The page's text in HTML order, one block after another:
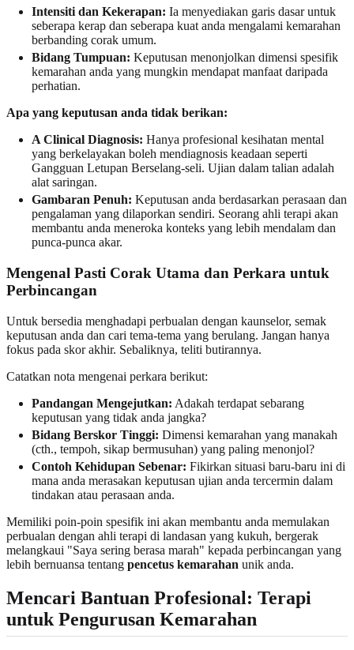
Intensiti dan Kekerapan: Ia menyediakan garis dasar untuk
seberapa kerap dan seberapa kuat anda mengalami kemarahan
berbanding corak umum.
Bidang Tumpuan: Keputusan menonjolkan dimensi spesifik
kemarahan anda yang mungkin mendapat manfaat daripada
perhatian.
Apa yang keputusan anda tidak berikan:
A Clinical Diagnosis: Hanya profesional kesihatan mental
yang berkelayakan boleh mendiagnosis keadaan seperti
Gangguan Letupan Berselang-seli. Ujian dalam talian adalah
alat saringan.
Gambaran Penuh: Keputusan anda berdasarkan perasaan dan
pengalaman yang dilaporkan sendiri. Seorang ahli terapi akan
membantu anda meneroka konteks yang lebih mendalam dan
punca-punca akar.
Mengenal Pasti Corak Utama dan Perkara untuk
Perbincangan
Untuk bersedia menghadapi perbualan dengan kaunselor, semak
keputusan anda dan cari tema-tema yang berulang. Jangan hanya
fokus pada skor akhir. Sebaliknya, teliti butirannya.
Catatkan nota mengenai perkara berikut:
Pandangan Mengejutkan: Adakah terdapat sebarang
keputusan yang tidak anda jangka?
Bidang Berskor Tinggi: Dimensi kemarahan yang manakah
(cth., tempoh, sikap bermusuhan) yang paling menonjol?
Contoh Kehidupan Sebenar: Fikirkan situasi baru-baru ini di
mana anda merasakan keputusan ujian anda tercermin dalam
tindakan atau perasaan anda.
Memiliki poin-poin spesifik ini akan membantu anda memulakan
perbualan dengan ahli terapi di landasan yang kukuh, bergerak
melangkaui "Saya sering berasa marah" kepada perbincangan yang
lebih bernuansa tentang pencetus kemarahan unik anda.
Mencari Bantuan Profesional: Terapi
untuk Pengurusan Kemarahan